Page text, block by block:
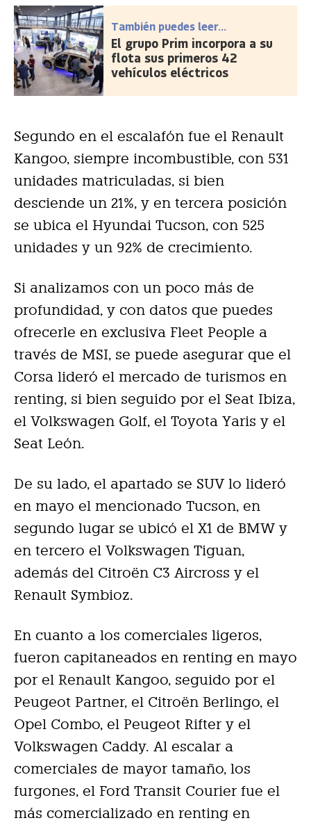
También puedes leer...
El grupo Prim incorpora a su
flota sus primeros 42
vehículos eléctricos
Segundo en el escalafón fue el Renault
Kangoo, siempre incombustible, con 531
unidades matriculadas, si bien
desciende un 21%, y en tercera posición
se ubica el Hyundai Tucson, con 525
unidades y un 92% de crecimiento.
Si analizamos con un poco más de
profundidad, y con datos que puedes
ofrecerle en exclusiva Fleet People a
través de MSI, se puede asegurar que el
Corsa lideró el mercado de turismos en
renting, si bien seguido por el Seat Ibiza,
el Volkswagen Golf, el Toyota Yaris y el
Seat León.
De su lado, el apartado se SUV lo lideró
en mayo el mencionado Tucson, en
segundo lugar se ubicó el X1 de BMW y
en tercero el Volkswagen Tiguan,
además del Citroën C3 Aircross y el
Renault Symbioz.
En cuanto a los comerciales ligeros,
fueron capitaneados en renting en mayo
por el Renault Kangoo, seguido por el
Peugeot Partner, el Citroën Berlingo, el
Opel Combo, el Peugeot Rifter y el
Volkswagen Caddy. Al escalar a
comerciales de mayor tamaño, los
furgones, el Ford Transit Courier fue el
más comercializado en renting en